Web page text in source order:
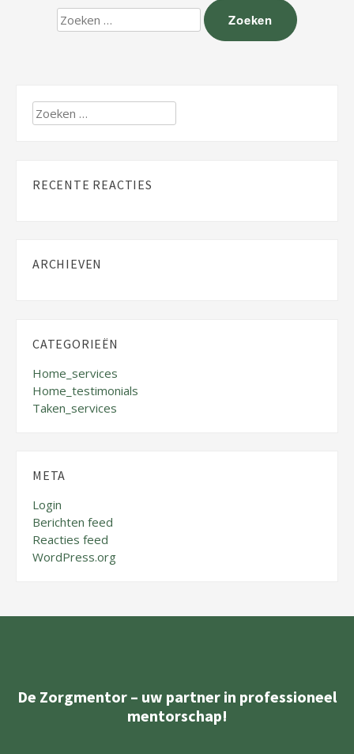
Zoeken
naar:
Zoeken
naar:
RECENTE REACTIES
ARCHIEVEN
CATEGORIEËN
Home_services
Home_testimonials
Taken_services
META
Login
Berichten feed
Reacties feed
WordPress.org
De Zorgmentor – uw partner in professioneel
mentorschap!